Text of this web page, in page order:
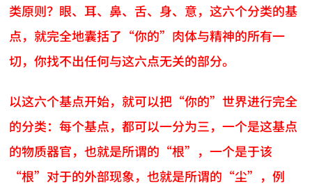
类原则？眼、耳、鼻、舌、身、意，这六个分类的基
点，就完全地囊括了“你的”肉体与精神的所有一
切，你找不出任何与这六点无关的部分。
以这六个基点开始，就可以把“你的”世界进行完全
的分类：每个基点，都可以一分为三，一个是这基点
的物质器官，也就是所谓的“根”，一个是于该
“根”对于的外部现象，也就是所谓的“尘”，例